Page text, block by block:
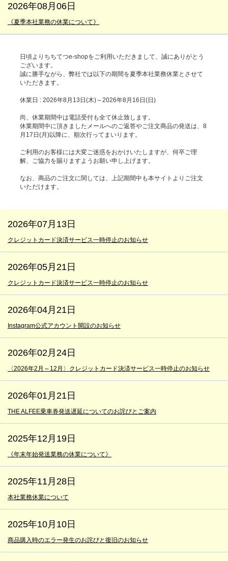
2026年08月06日
《夏季本社業務の休業について》
日頃よりちちてつe-shopをご利用いただきまして、誠にありがとう
ございます。
誠に勝手ながら、弊社では以下の期間を夏季本社業務休業とさせて
いただきます。
休業日 : 2026年8月13日(木)～2026年8月16日(日)
尚、休業期間中は電話受付も全て休止致します。
休業期間中に頂きましたメールへのご返答やご注文商品の発送は、8
月17日(月)以降に、順次行ってまいります。
ご利用のお客様には大変ご迷惑をおかけいたしますが、何卒ご理
解、ご協力を賜りますようお願い申し上げます。
なお、商品のご注文に関しては、上記期間中も本サイトよりご注文
いただけます。
2026年07月13日
クレジットカード決済サービス一時停止のお知らせ
2026年05月21日
クレジットカード決済サービス一時停止のお知らせ
2026年04月21日
Instagram公式アカウント開設のお知らせ
2026年02月24日
〈2026年2月～12月〉クレジットカード決済サービス一時停止のお知らせ
2026年01月21日
THE ALFEE乗車券発送遅延についてのお詫びとご案内
2025年12月19日
《年末年始発送業務の休業について》
2025年11月28日
本社業務休業について
2025年10月10日
商品購入時のエラー発生のお詫びと復旧のお知らせ